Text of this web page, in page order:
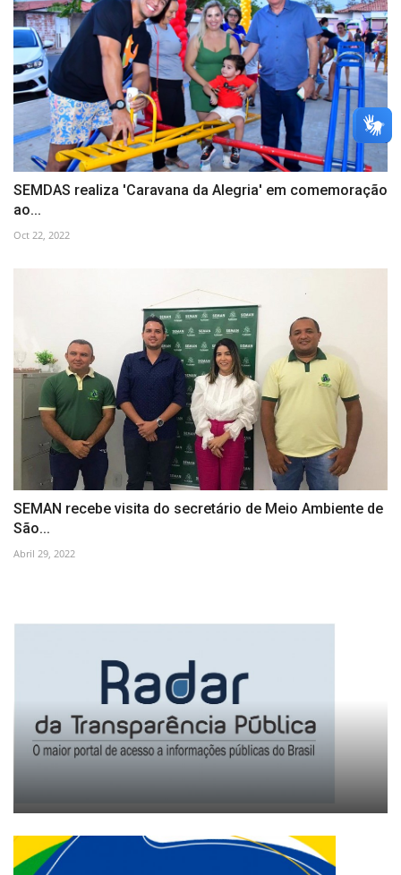
SEMDAS realiza 'Caravana da Alegria' em comemoração
ao...
Oct 22, 2022
SEMAN recebe visita do secretário de Meio Ambiente de
São...
Abril 29, 2022